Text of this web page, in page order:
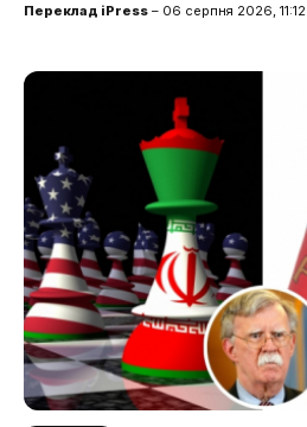
Переклад iPress – 06 серпня 2026, 11:12